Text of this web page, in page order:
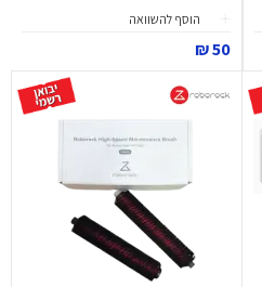
הוסף להשוואה
50 ₪